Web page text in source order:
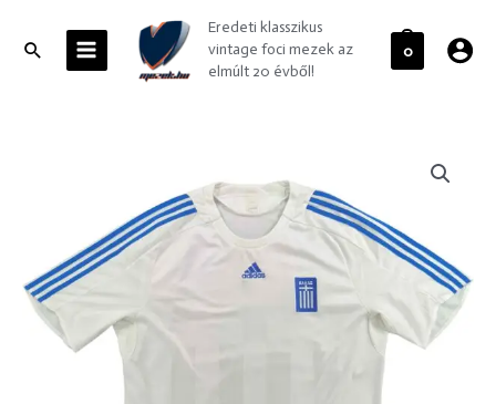
contentSearchMENU
Eredeti klasszikus
vintage foci mezek az
elmúlt 20 évből!
0
Adidas
vendég
foci